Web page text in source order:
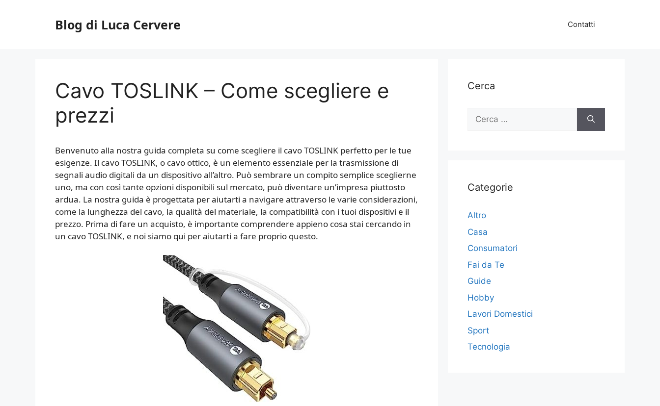
Blog di Luca Cervere Contatti
Cavo TOSLINK – Come scegliere e
prezzi
Benvenuto alla nostra guida completa su come scegliere il cavo TOSLINK perfetto per le tue
esigenze. Il cavo TOSLINK, o cavo ottico, è un elemento essenziale per la trasmissione di
segnali audio digitali da un dispositivo all’altro. Può sembrare un compito semplice sceglierne
uno, ma con così tante opzioni disponibili sul mercato, può diventare un’impresa piuttosto
ardua. La nostra guida è progettata per aiutarti a navigare attraverso le varie considerazioni,
come la lunghezza del cavo, la qualità del materiale, la compatibilità con i tuoi dispositivi e il
prezzo. Prima di fare un acquisto, è importante comprendere appieno cosa stai cercando in
un cavo TOSLINK, e noi siamo qui per aiutarti a fare proprio questo.
Cerca
Ricerca
Categorie
Altro
Casa
Consumatori
Fai da Te
Guide
Hobby
Lavori Domestici
Sport
Tecnologia